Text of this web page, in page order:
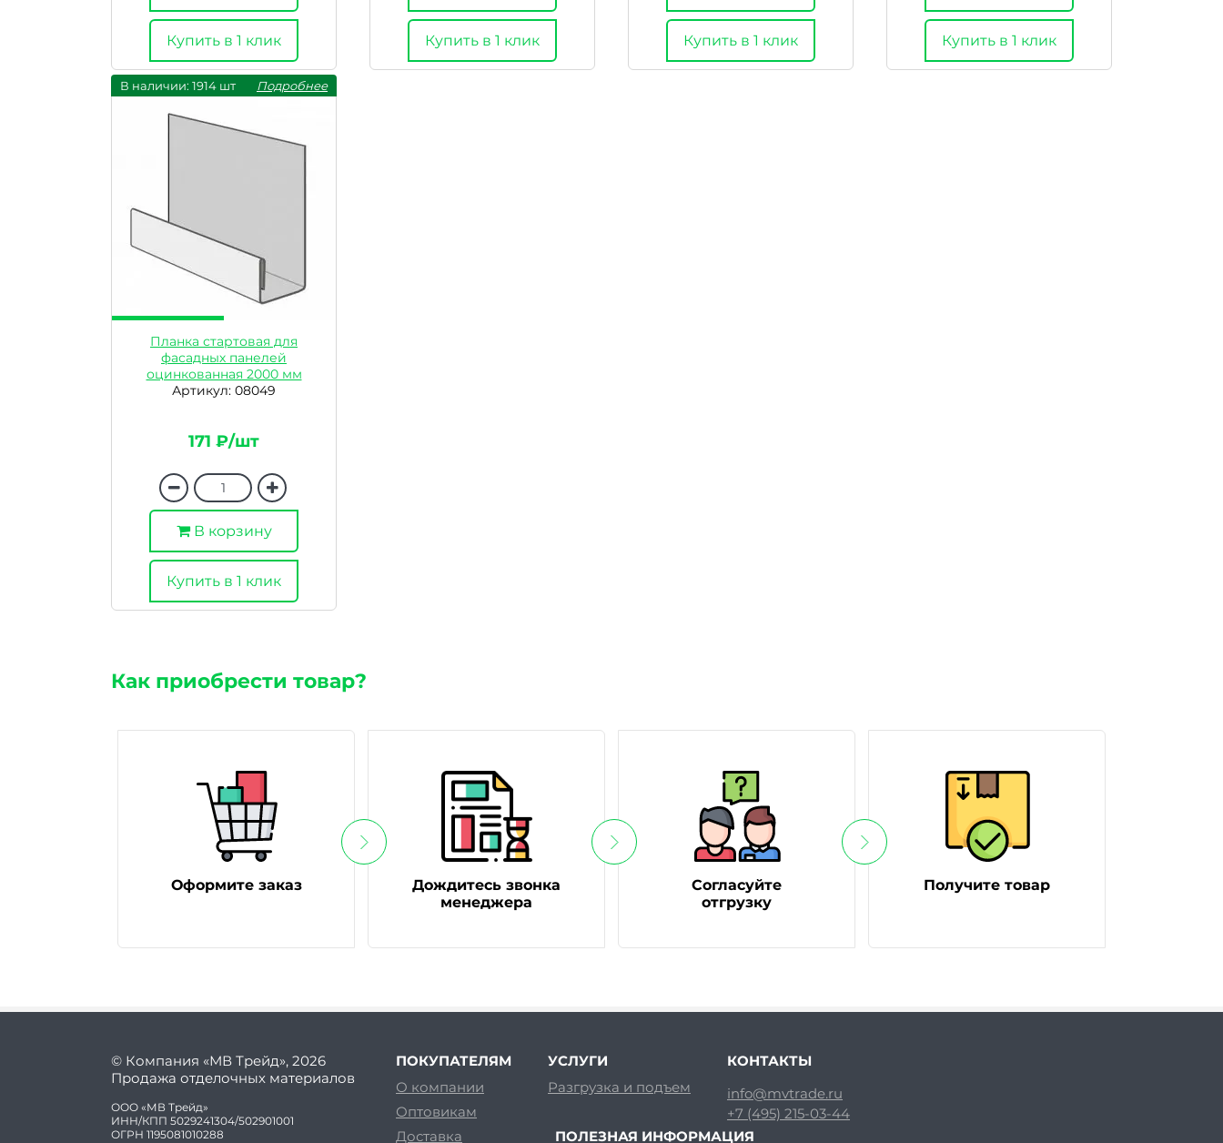
Купить в 1 клик Купить в 1 клик Купить в 1 клик Купить в 1 клик
В наличии: 1914 шт Подробнее
Планка стартовая для
фасадных панелей
оцинкованная 2000 мм
Артикул: 08049
171 ₽/шт
В корзину
Купить в 1 клик
Как приобрести товар?
Оформите заказ
Дождитесь звонка
менеджера
Согласуйте
отгрузку
Получите товар
© Компания «МВ Трейд», 2026
Продажа отделочных материалов
ООО «МВ Трейд»
ИНН/КПП 5029241304/502901001
ОГРН 1195081010288
ПОКУПАТЕЛЯМ
О компании
Оптовикам
Доставка
УСЛУГИ
Разгрузка и подъем
КОНТАКТЫ
info@mvtrade.ru
+7 (495) 215-03-44
ПОЛЕЗНАЯ ИНФОРМАЦИЯ